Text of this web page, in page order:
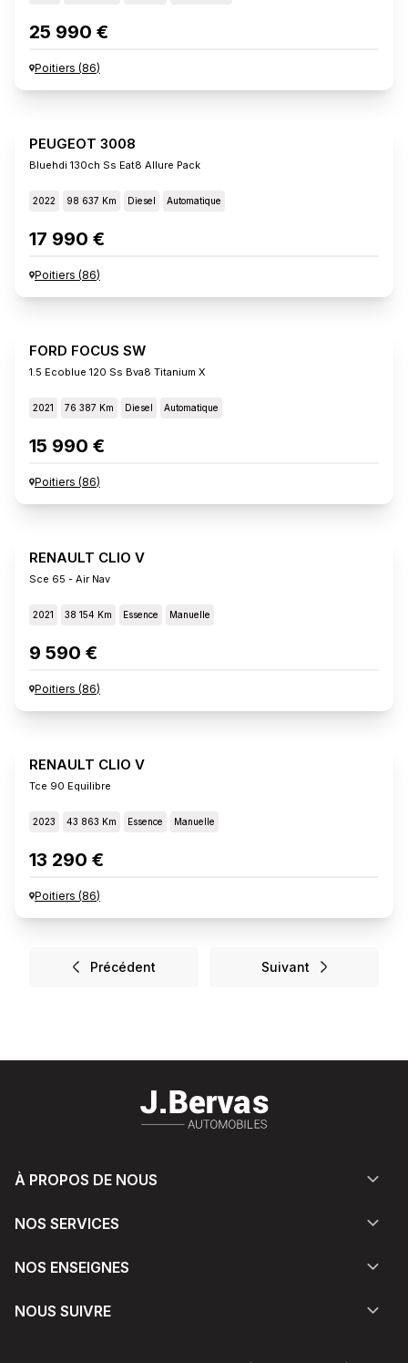
25 990 €
Poitiers (86)
PEUGEOT 3008
Bluehdi 130ch Ss Eat8 Allure Pack
2022 98 637 Km Diesel Automatique
17 990 €
Poitiers (86)
FORD FOCUS SW
1.5 Ecoblue 120 Ss Bva8 Titanium X
2021 76 387 Km Diesel Automatique
15 990 €
Poitiers (86)
RENAULT CLIO V
Sce 65 - Air Nav
2021 38 154 Km Essence Manuelle
9 590 €
Poitiers (86)
RENAULT CLIO V
Tce 90 Equilibre
2023 43 863 Km Essence Manuelle
13 290 €
Poitiers (86)
Précédent Suivant
À PROPOS DE NOUS
NOS SERVICES
NOS ENSEIGNES
NOUS SUIVRE